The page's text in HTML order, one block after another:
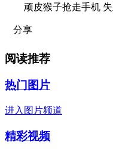
顽皮猴子抢走手机 失
分享
阅读推荐
热门图片
进入图片频道
精彩视频